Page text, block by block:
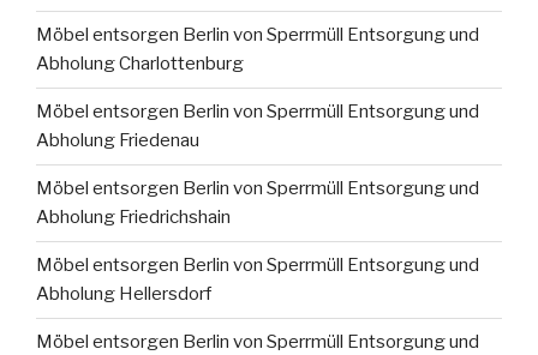
Möbel entsorgen Berlin von Sperrmüll Entsorgung und
Abholung Charlottenburg
Möbel entsorgen Berlin von Sperrmüll Entsorgung und
Abholung Friedenau
Möbel entsorgen Berlin von Sperrmüll Entsorgung und
Abholung Friedrichshain
Möbel entsorgen Berlin von Sperrmüll Entsorgung und
Abholung Hellersdorf
Möbel entsorgen Berlin von Sperrmüll Entsorgung und